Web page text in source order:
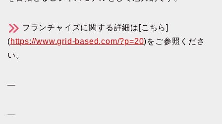
フランチャイズに関する詳細は[こちら]
(https://www.grid-based.com/?p=20)をご参照くださ
い。
—
—